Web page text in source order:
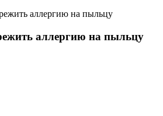
аллергию на пыльцу
аллергию на пыльцу